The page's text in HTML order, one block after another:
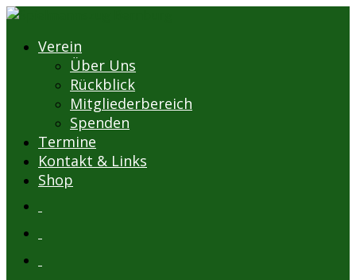
Verein
Über Uns
Rückblick
Mitgliederbereich
Spenden
Termine
Kontakt & Links
Shop